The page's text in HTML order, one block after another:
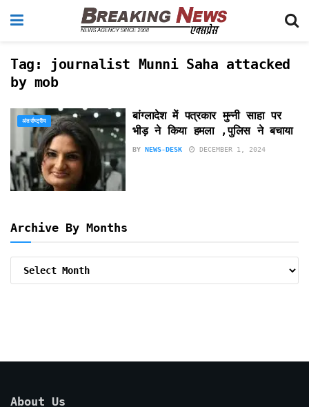
Tag: journalist Munni Saha attacked
by mob
अंतर्राष्ट्रीय
बांग्लादेश में पत्रकार मुन्नी साहा पर
भीड़ ने किया हमला ,पुलिस ने बचाया
BY NEWS-DESK DECEMBER 1, 2024
Archive By Months
About Us